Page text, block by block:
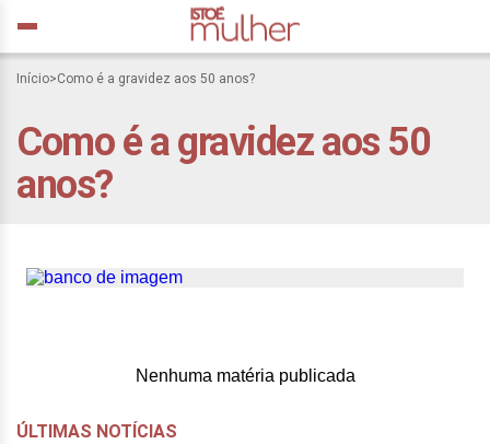
Início>Como é a gravidez aos 50 anos?
Como é a gravidez aos 50
anos?
Gravidez até os 50 anos?
Sim, é possível, saiba
Nenhuma matéria publicada